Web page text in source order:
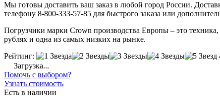
Мы готовы доставить ваш заказ в любой город России.
телефону 8-800-333-57-85 для быстрого заказа или
Погрузчики марки Crown производства Европы – это техника,
рублях и одна из самых низких на рынке.
Рейтинг:
Загрузка...
Помочь с выбором?
Узнать стоимость
Есть в наличии